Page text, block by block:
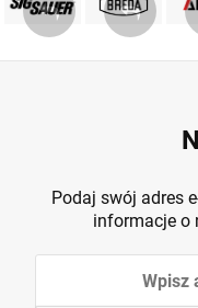
Podaj swój adres
informacje o